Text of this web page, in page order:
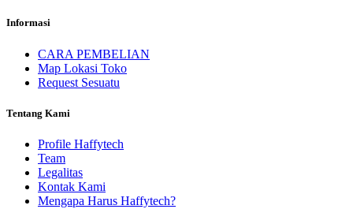
Informasi
CARA PEMBELIAN
Map Lokasi Toko
Request Sesuatu
Tentang Kami
Profile Haffytech
Team
Legalitas
Kontak Kami
Mengapa Harus Haffytech?